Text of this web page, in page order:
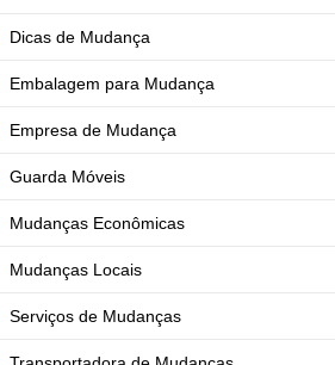
Dicas de Mudança
Embalagem para Mudança
Empresa de Mudança
Guarda Móveis
Mudanças Econômicas
Mudanças Locais
Serviços de Mudanças